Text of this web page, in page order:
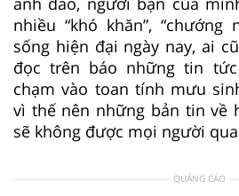
nhiều “khó khăn”,
sống hiện đại ngày nay, ai
đọc trên báo những tin
chạm vào toan tính mưu
vì thế nên những bản tin về
sẽ không được mọi người
QUẢNG CÁO